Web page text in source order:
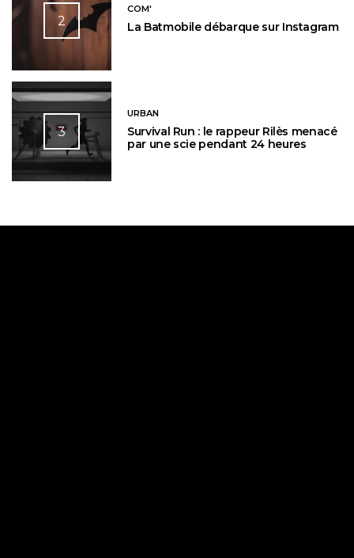
2
COM'
La Batmobile débarque sur Instagram
3
URBAN
Survival Run : le rappeur Rilès menacé
par une scie pendant 24 heures